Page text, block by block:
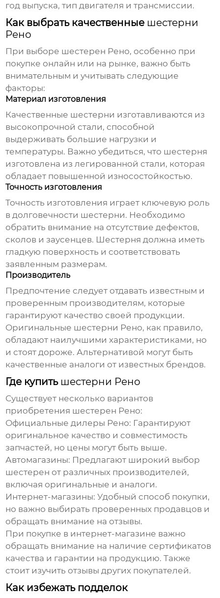
год выпуска, тип двигателя и трансмиссии.
Как выбрать качественные шестерни
Рено
При выборе шестерен Рено, особенно при
покупке онлайн или на рынке, важно быть
внимательным и учитывать следующие
факторы:
Материал изготовления
Качественные шестерни изготавливаются из
высокопрочной стали, способной
выдерживать большие нагрузки и
температуры. Важно убедиться, что шестерня
изготовлена из легированной стали, которая
обладает повышенной износостойкостью.
Точность изготовления
Точность изготовления играет ключевую роль
в долговечности шестерни. Необходимо
обратить внимание на отсутствие дефектов,
сколов и заусенцев. Шестерня должна иметь
гладкую поверхность и соответствовать
заявленным размерам.
Производитель
Предпочтение следует отдавать известным и
проверенным производителям, которые
гарантируют качество своей продукции.
Оригинальные шестерни Рено, как правило,
обладают наилучшими характеристиками, но
и стоят дороже. Альтернативой могут быть
качественные аналоги от известных брендов.
Где купить шестерни Рено
Существует несколько вариантов
приобретения шестерен Рено:
Официальные дилеры Рено: Гарантируют
оригинальное качество и совместимость
запчастей, но цены могут быть выше.
Автомагазины: Предлагают широкий выбор
шестерен от различных производителей,
включая оригинальные и аналоги.
Интернет-магазины: Удобный способ покупки,
но важно выбирать проверенных продавцов и
обращать внимание на отзывы.
При покупке в интернет-магазине важно
обращать внимание на наличие сертификатов
качества и гарантии на продукцию. Также
стоит изучить отзывы других покупателей.
Как избежать подделок